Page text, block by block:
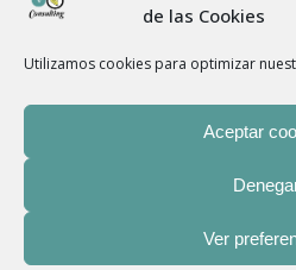
de las Cookies
Utilizamos cookies para optimizar
Aceptar
Ver
RLV